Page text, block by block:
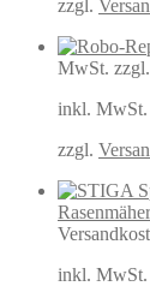
zzgl.
MwSt.
inkl. MwSt.
zzgl.
Rasenmäher
inkl. MwSt.